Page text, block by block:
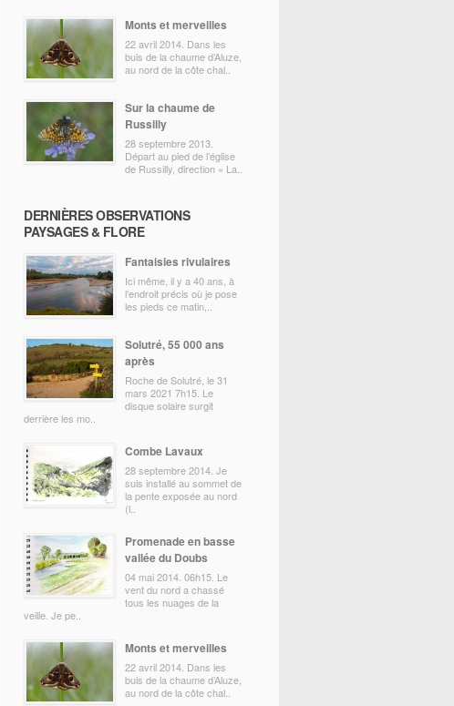
Monts et merveilles
22 avril 2014. Dans les
buis de la chaume d’Aluze,
au nord de la côte chal..
Sur la chaume de
Russilly
28 septembre 2013.
Départ au pied de l’église
de Russilly, direction « La..
DERNIÈRES OBSERVATIONS
PAYSAGES & FLORE
Fantaisies rivulaires
Ici même, il y a 40 ans, à
l’endroit précis où je pose
les pieds ce matin,..
Solutré, 55 000 ans
après
Roche de Solutré, le 31
mars 2021 7h15. Le
disque solaire surgit
derrière les mo..
Combe Lavaux
28 septembre 2014. Je
suis installé au sommet de
la pente exposée au nord
(l..
Promenade en basse
vallée du Doubs
04 mai 2014. 06h15. Le
vent du nord a chassé
tous les nuages de la
veille. Je pe..
Monts et merveilles
22 avril 2014. Dans les
buis de la chaume d’Aluze,
au nord de la côte chal..